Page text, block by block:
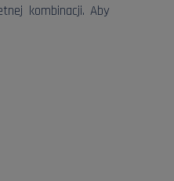
kombinacji. Aby